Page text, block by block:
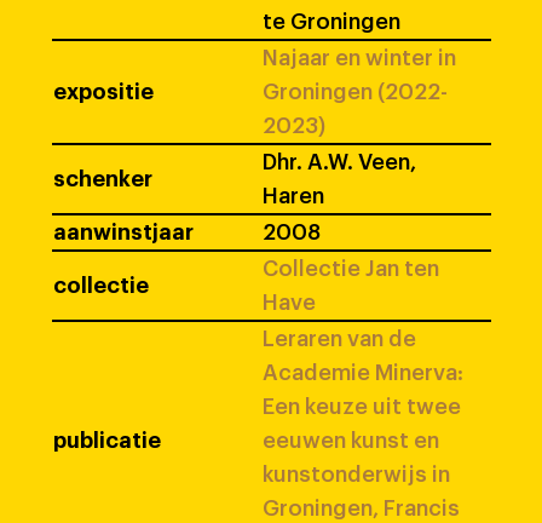
te Groningen
expositie
Najaar en winter in
Groningen (2022-
2023)
schenker
Dhr. A.W. Veen,
Haren
aanwinstjaar
2008
collectie
Collectie Jan ten
Have
publicatie
Leraren van de
Academie Minerva:
Een keuze uit twee
eeuwen kunst en
kunstonderwijs in
Groningen, Francis